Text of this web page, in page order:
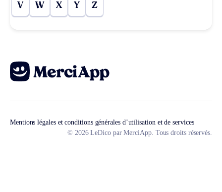
V W X Y Z
Mentions légales et conditions générales d’utilisation et de services
© 2026 LeDico par MerciApp. Tous droits réservés.